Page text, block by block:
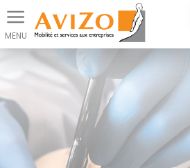
Panneau de gestion des cookies